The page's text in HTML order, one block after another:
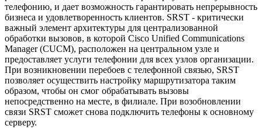
телефонию, и дает возможность гарантировать непрерывность
бизнеса и удовлетворенность клиентов. SRST - критически
важный элемент архитектуры для централизованной
обработки вызовов, в которой Cisco Unified Communications
Manager (CUCM), расположен на центральном узле и
предоставляет услуги телефонии для всех узлов организации.
При возникновении перебоев с телефонной связью, SRST
позволяет осуществить настройку маршрутизатора таким
образом, чтобы он смог обрабатывать вызовы
непосредственно на месте, в филиале. При возобновлении
связи SRST сможет снова подключить телефоны к основному
серверу.